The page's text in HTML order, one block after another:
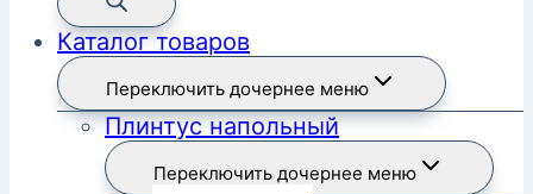
Каталог товаров
Переключить дочернее меню
Плинтус напольный
Переключить дочернее меню